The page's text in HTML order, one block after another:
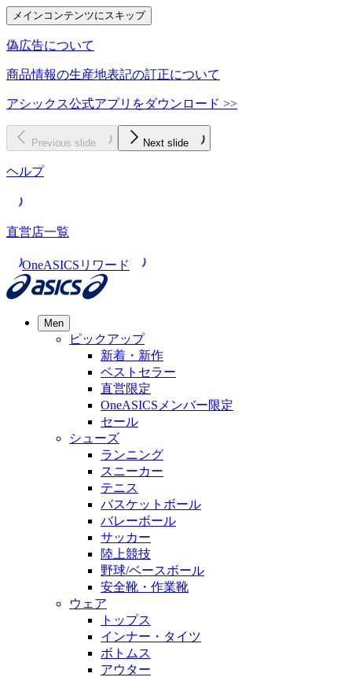
メインコンテンツにスキップ
偽広告について
商品情報の生産地表記の訂正について
アシックス公式アプリをダウンロード >>
Previous slide Next slide
ヘルプ
直営店一覧
OneASICSリワード
Men
ピックアップ
新着・新作
ベストセラー
直営限定
OneASICSメンバー限定
セール
シューズ
ランニング
スニーカー
テニス
バスケットボール
バレーボール
サッカー
陸上競技
野球/ベースボール
安全靴・作業靴
ウェア
トップス
インナー・タイツ
ボトムス
アウター